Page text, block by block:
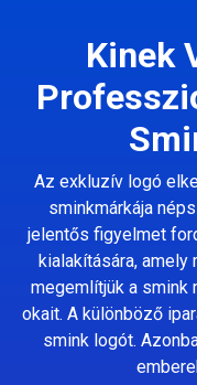
Kinek
Az exkluzív logó
sminkmárkája
jelentős figyelmet
kialakítására, amely
megemlítjük a smink
okait. A különböző
smink logót.